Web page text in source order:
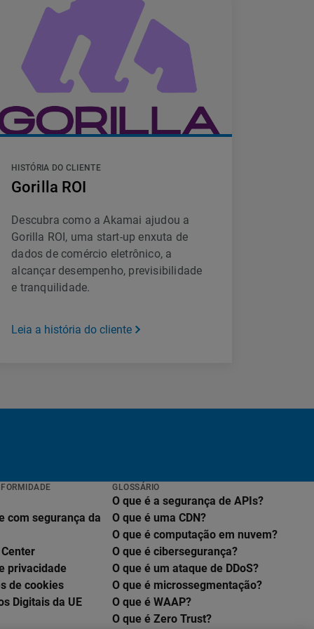
HISTÓRIA DO CLIENTE
Gorilla ROI
Descubra como a Akamai ajudou a
Gorilla ROI, uma start-up enxuta de
dados de comércio eletrônico, a
alcançar desempenho, previsibilidade
e tranquilidade.
Leia a história do cliente
com segurança da
privacidade
de cookies
Digitais da UE
GLOSSÁRIO
O que é a segurança de APIs?
O que é uma CDN?
O que é computação em nuvem?
O que é cibersegurança?
O que é um ataque de DDoS?
O que é microssegmentação?
O que é WAAP?
O que é Zero Trust?